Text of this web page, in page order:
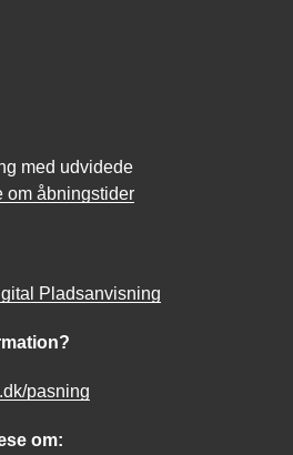
med udvidede
om åbningstider
Pladsanvisning
pasning
om: